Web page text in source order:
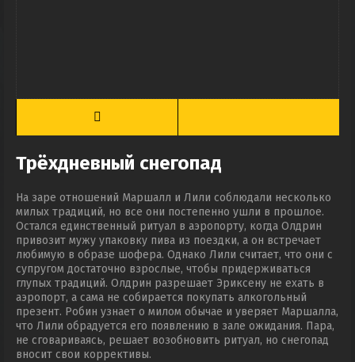
Трёхдневный снегопад
На заре отношений Маршалл и Лили соблюдали несколько
милых традиций, но все они постепенно ушли в прошлое.
Остался единственный ритуал в аэропорту, когда Олдрин
привозит мужу упаковку пива из поездки, а он встречает
любимую в образе шофера. Однако Лили считает, что они с
супругом достаточно взрослые, чтобы придерживаться
глупых традиций. Олдрин разрешает Эриксену не ехать в
аэропорт, а сама не собирается покупать алкогольный
презент. Робин узнает о милом обычае и уверяет Маршалла,
что Лили обрадуется его появлению в зале ожидания. Пара,
не сговариваясь, решает возобновить ритуал, но снегопад
вносит свои коррективы.